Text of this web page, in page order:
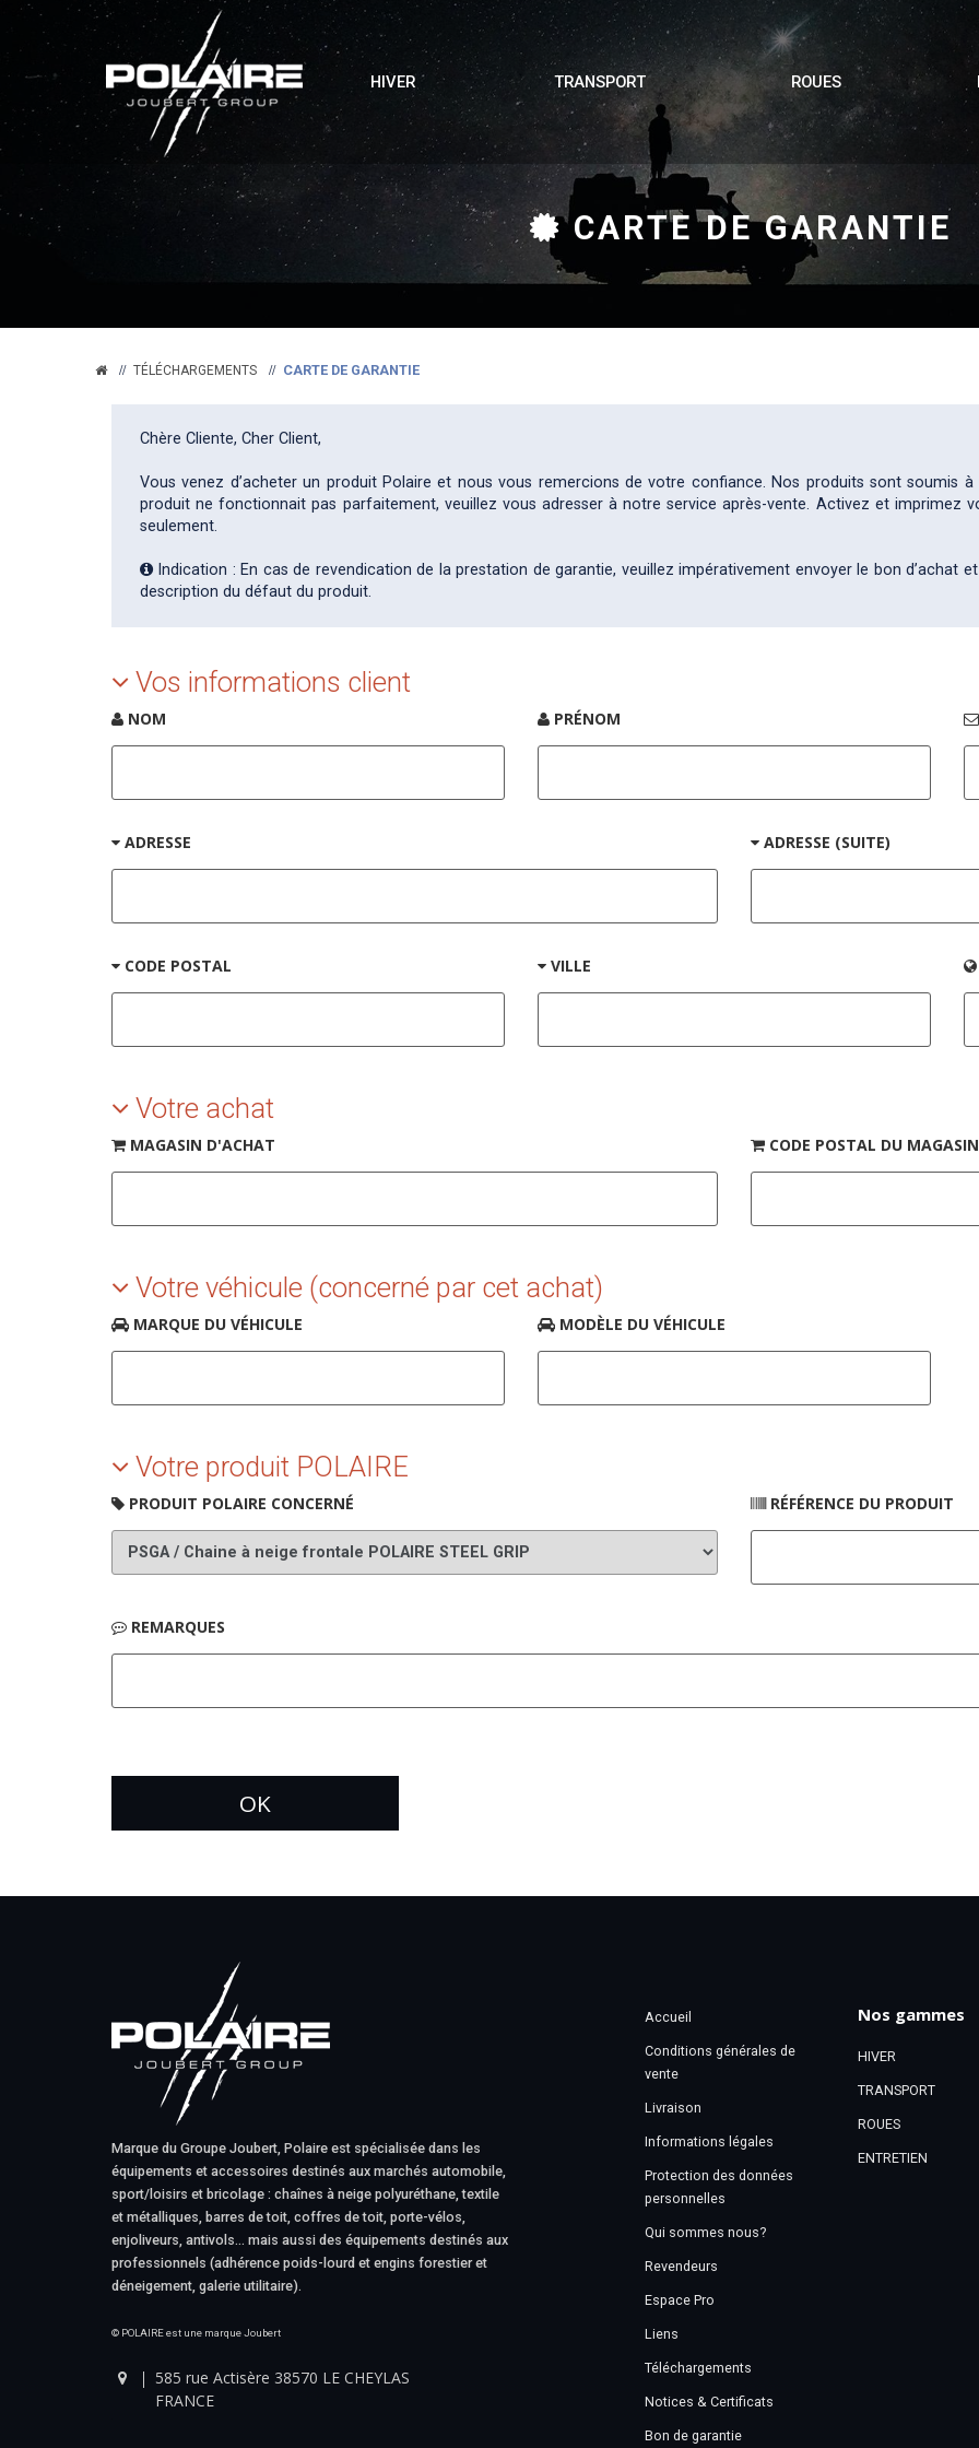
HIVER TRANSPORT ROUES
CARTE DE GARANTIE
TÉLÉCHARGEMENTS CARTE DE GARANTIE
Chère Cliente, Cher Client,
Vous venez d’acheter un produit Polaire et nous vous remercions de votre confiance. Nos produits sont soumis
produit ne fonctionnait pas parfaitement, veuillez vous adresser à notre service après-vente. Activez et imprimez
seulement.
Indication : En cas de revendication de la prestation de garantie, veuillez impérativement envoyer le bon d’achat
description du défaut du produit.
Vos informations client
NOM PRÉNOM
ADRESSE ADRESSE (SUITE)
CODE POSTAL VILLE
Votre achat
MAGASIN D'ACHAT CODE POSTAL DU MAGASIN
Votre véhicule (concerné par cet achat)
MARQUE DU VÉHICULE MODÈLE DU VÉHICULE
Votre produit POLAIRE
PRODUIT POLAIRE CONCERNÉ RÉFÉRENCE DU PRODUIT
REMARQUES
Marque du Groupe Joubert, Polaire est spécialisée dans les
équipements et accessoires destinés aux marchés automobile,
sport/loisirs et bricolage : chaînes à neige polyuréthane, textile
et métalliques, barres de toit, coffres de toit, porte-vélos,
enjoliveurs, antivols… mais aussi des équipements destinés aux
professionnels (adhérence poids-lourd et engins forestier et
déneigement, galerie utilitaire).
© POLAIRE est une marque Joubert
585 rue Actisère 38570 LE CHEYLAS
FRANCE
Accueil
Conditions générales de
vente
Livraison
Informations légales
Protection des données
personnelles
Qui sommes nous?
Revendeurs
Espace Pro
Liens
Téléchargements
Notices & Certificats
Bon de garantie
Nos gammes
HIVER
TRANSPORT
ROUES
ENTRETIEN